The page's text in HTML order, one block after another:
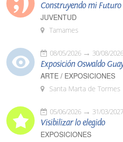
Construyendo mi Futuro
JUVENTUD
Tamames
08/05/2026 30/08/2026
Exposición Oswaldo
ARTE / EXPOSICIONES
Santa Marta de Tormes
05/06/2026 31/03/2027
Visibilizar lo elegido
EXPOSICIONES